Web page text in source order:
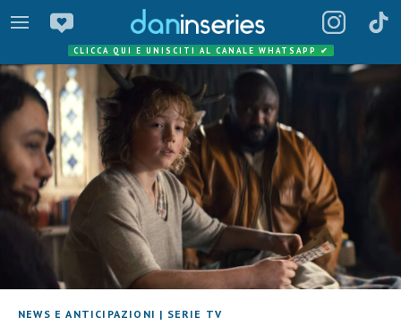
CLICCA QUI E UNISCITI AL CANALE WHATSAPP ✔
NEWS E ANTICIPAZIONI | SERIE TV